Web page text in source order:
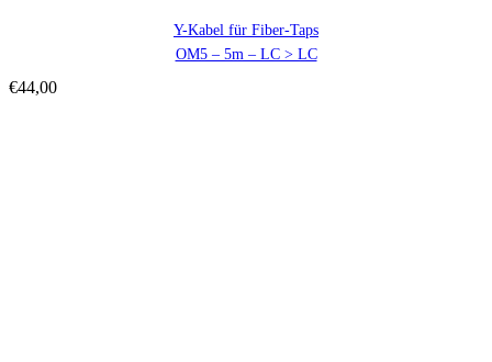
Y-Kabel für Fiber-Taps
OM5 – 5m – LC > LC
€44,00